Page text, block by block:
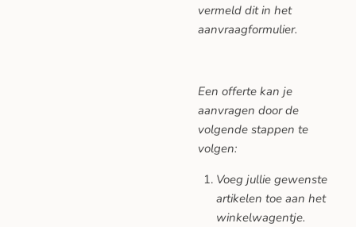
vermeld dit in het
aanvraagformulier.
Een offerte kan je
aanvragen door de
volgende stappen te
volgen:
Voeg jullie gewenste
artikelen toe aan het
winkelwagentje.